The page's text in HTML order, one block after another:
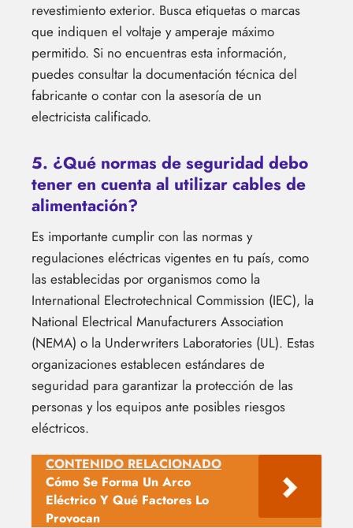
revestimiento exterior. Busca etiquetas o marcas
que indiquen el voltaje y amperaje máximo
permitido. Si no encuentras esta información,
puedes consultar la documentación técnica del
fabricante o contar con la asesoría de un
electricista calificado.
5. ¿Qué normas de seguridad debo
tener en cuenta al utilizar cables de
alimentación?
Es importante cumplir con las normas y
regulaciones eléctricas vigentes en tu país, como
las establecidas por organismos como la
International Electrotechnical Commission (IEC), la
National Electrical Manufacturers Association
(NEMA) o la Underwriters Laboratories (UL). Estas
organizaciones establecen estándares de
seguridad para garantizar la protección de las
personas y los equipos ante posibles riesgos
eléctricos.
CONTENIDO RELACIONADO
Cómo Se Forma Un Arco
Eléctrico Y Qué Factores Lo
Provocan